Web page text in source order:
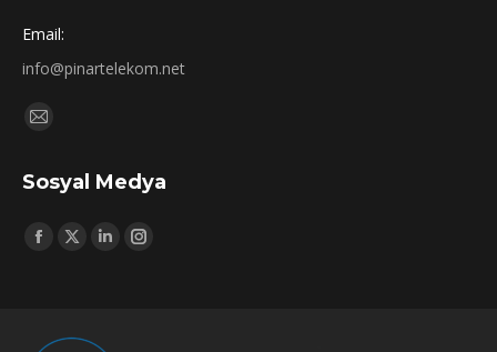
Email:
info@pinartelekom.net
Find us on:
Mail
opens
new
Sosyal Medya
Find us on:
Facebook
X
in
LinkedinInstagram